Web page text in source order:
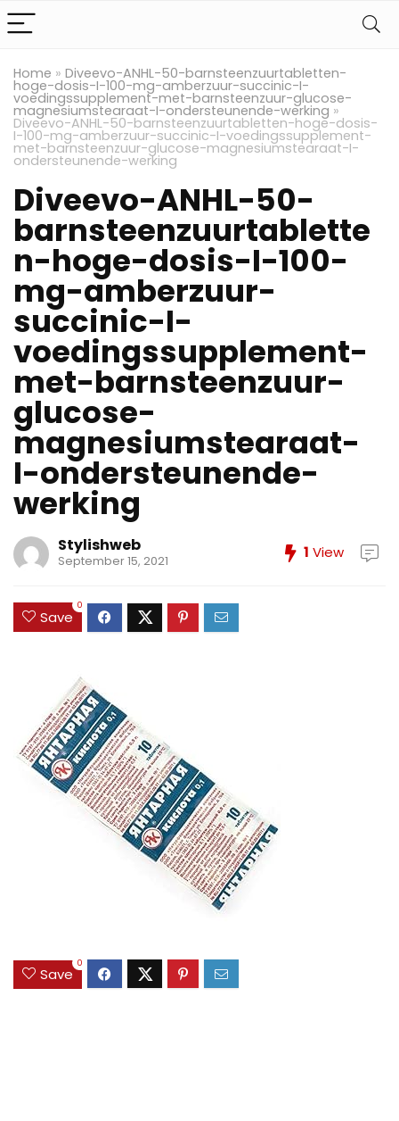
Home » Diveevo-ANHL-50-barnsteenzuurtabletten-
hoge-dosis-I-100-mg-amberzuur-succinic-I-
voedingssupplement-met-barnsteenzuur-glucose-
magnesiumstearaat-I-ondersteunende-werking »
Diveevo-ANHL-50-barnsteenzuurtabletten-hoge-dosis-
I-100-mg-amberzuur-succinic-I-voedingssupplement-
met-barnsteenzuur-glucose-magnesiumstearaat-I-
ondersteunende-werking
Diveevo-ANHL-50-
barnsteenzuurtablette
n-hoge-dosis-I-100-
mg-amberzuur-
succinic-I-
voedingssupplement-
met-barnsteenzuur-
glucose-
magnesiumstearaat-
I-ondersteunende-
werking
Stylishweb
September 15, 2021 1 View
Save
0
Save
0